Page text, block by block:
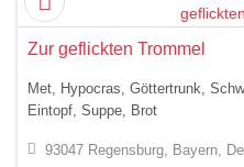
Zur geflickten Trommel
Met, Hypocras, Göttertrunk,
Eintopf, Suppe, Brot
93047 Regensburg, Bayern,